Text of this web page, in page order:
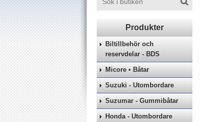
Biltillbehör och
reservdelar - BDS
Micore • Båtar
Suzuki - Utombordare
Suzumar - Gummibåtar
Honda - Utombordare